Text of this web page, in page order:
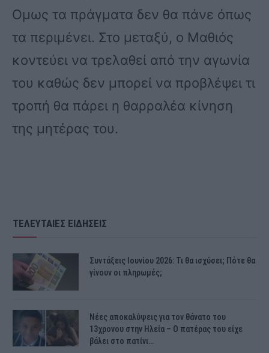
Ομως τα πράγματα δεν θα πάνε όπως
τα περιμένει. Στο μεταξύ, ο Μαθιός
κοντεύει να τρελαθεί από την αγωνία
του καθώς δεν μπορεί να προβλέψει τι
τροπή θα πάρει η θαρραλέα κίνηση
της μητέρας του.
ΤΕΛΕΥΤΑΙΕΣ ΕΙΔΗΣΕΙΣ
Συντάξεις Ιουνίου 2026: Τι θα ισχύσει; Πότε θα
γίνουν οι πληρωμές;
Νέες αποκαλύψεις για τον θάνατο του
13χρονου στην Ηλεία – Ο πατέρας του είχε
βάλει στο πατίνι…